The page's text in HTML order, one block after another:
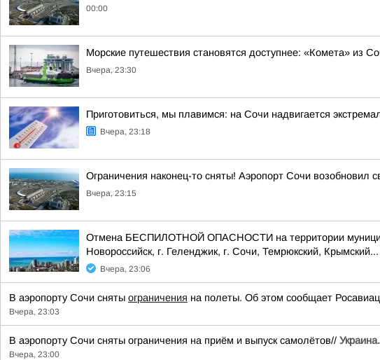
00:00
Морские путешествия становятся доступнее: «Комета» из
Вчера, 23:30
Приготовиться, мы плавимся: на Сочи надвигается
Вчера, 23:18
Ограничения наконец-то сняты! Аэропорт Сочи возобновил
Вчера, 23:15
Отмена БЕСПИЛОТНОЙ ОПАСНОСТИ на территории
Новороссийск, г. Геленджик, г. Сочи, Темрюкский, Крымский...
Вчера, 23:06
В аэропорту Сочи сняты ограничения на полеты. Об этом сообщает
Вчера, 23:03
В аэропорту Сочи сняты ограничения на приём и выпуск самолётов//
Вчера, 23:00